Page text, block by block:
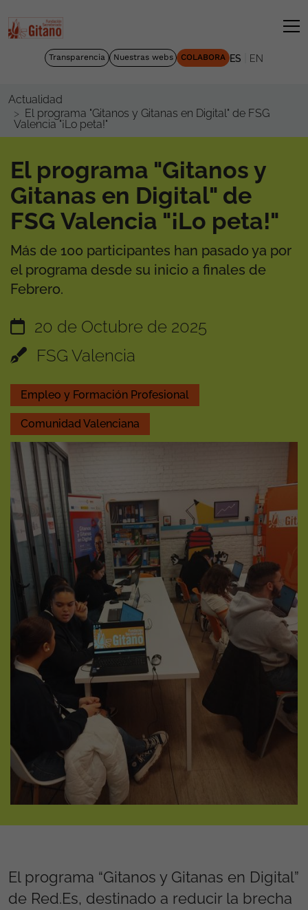
Transparencia Nuestras webs COLABORA ES EN
Actualidad
El programa "Gitanos y Gitanas en Digital" de FSG
Valencia "¡Lo peta!"
El programa "Gitanos y
Gitanas en Digital" de
FSG Valencia "¡Lo peta!"
Más de 100 participantes han pasado ya por
el programa desde su inicio a finales de
Febrero.
20 de Octubre de 2025
FSG Valencia
Empleo y Formación Profesional
Comunidad Valenciana
El programa “Gitanos y Gitanas en Digital”
de Red.Es, destinado a reducir la brecha